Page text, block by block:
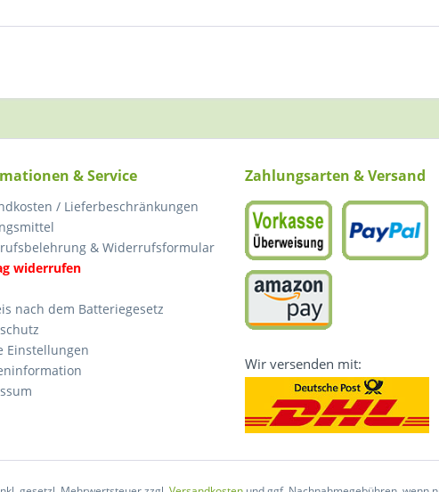
& Service
/ Lieferbeschränkungen
& Widerrufsformular
widerrufen
nach dem Batteriegesetz
Einstellungen
Zahlungsarten & Versand
Wir versenden mit: